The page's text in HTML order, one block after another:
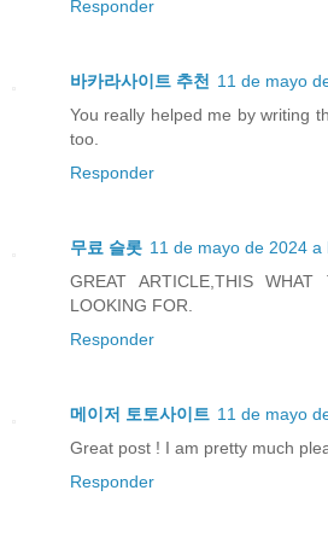
Responder
바카라사이트 추천
11 de mayo
You really helped me by writing
too.
Responder
무료 슬롯 11 de mayo de 2024 a
GREAT ARTICLE,THIS
LOOKING FOR.
Responder
메이저 토토사이트 11 de mayo
Great post ! I am pretty much
Responder